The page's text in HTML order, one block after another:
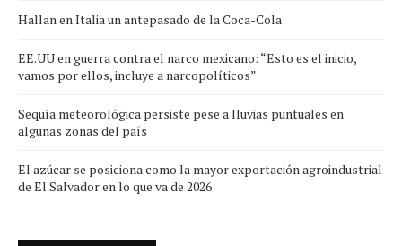
Hallan en Italia un antepasado de la Coca-Cola
EE.UU en guerra contra el narco mexicano: “Esto es el inicio,
vamos por ellos, incluye a narcopolíticos”
Sequía meteorológica persiste pese a lluvias puntuales en
algunas zonas del país
El azúcar se posiciona como la mayor exportación agroindustrial
de El Salvador en lo que va de 2026